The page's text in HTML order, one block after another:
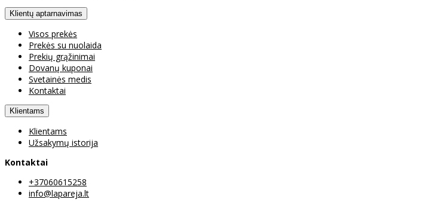
Klientų aptarnavimas
Visos prekės
Prekės su nuolaida
Prekių grąžinimai
Dovanų kuponai
Svetainės medis
Kontaktai
Klientams
Klientams
Užsakymų istorija
Kontaktai
+37060615258
info@lapareja.lt